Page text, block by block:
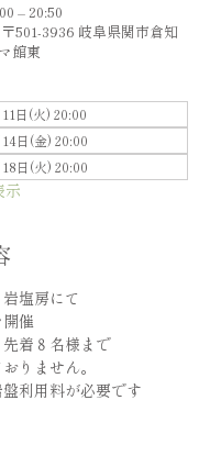
– 20:50
501-3936 岐阜県関市倉知
館東
日(火) 20:00
日(金) 20:00
日(火) 20:00
示
塩房にて
催
着８名様まで
りません。
利用料が必要です